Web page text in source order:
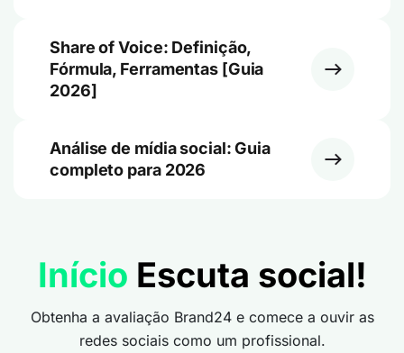
Share of Voice: Definição,
Fórmula, Ferramentas [Guia
2026]
Análise de mídia social: Guia
completo para 2026
Início Escuta social!
Obtenha a avaliação Brand24 e comece a ouvir as
redes sociais como um profissional.